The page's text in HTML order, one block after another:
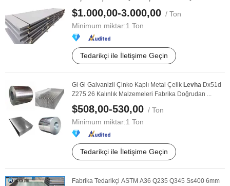
SUS321 316L ...
$1.000,00-3.000,00 / Ton
Minimum miktar:1 Ton
Tedarikçi ile İletişime Geçin
Gi Gl Galvanizli Çinko Kaplı Metal Çelik Levha Dx51d
Z275 26 Kalınlık Malzemeleri Fabrika Doğrudan ...
$508,00-530,00 / Ton
Minimum miktar:1 Ton
Tedarikçi ile İletişime Geçin
Fabrika Tedarikçi ASTM A36 Q235 Q345 Ss400 6mm